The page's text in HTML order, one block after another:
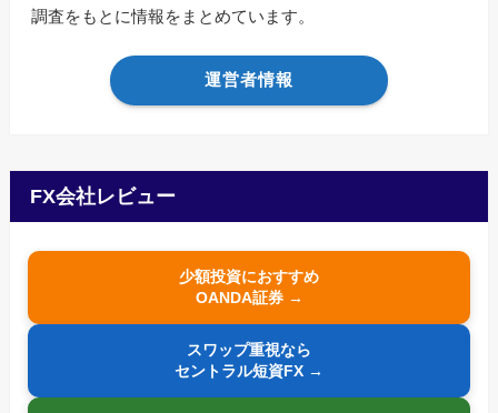
調査をもとに情報をまとめています。
運営者情報
FX会社レビュー
少額投資におすすめ
OANDA証券 →
スワップ重視なら
セントラル短資FX →